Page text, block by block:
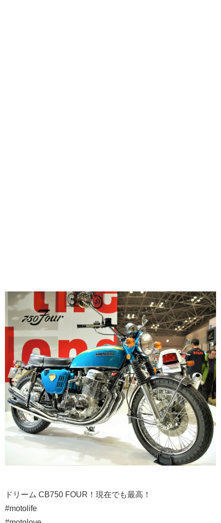
ドリーム CB750 FOUR！現在でも最高！⁣
#motolife⁣